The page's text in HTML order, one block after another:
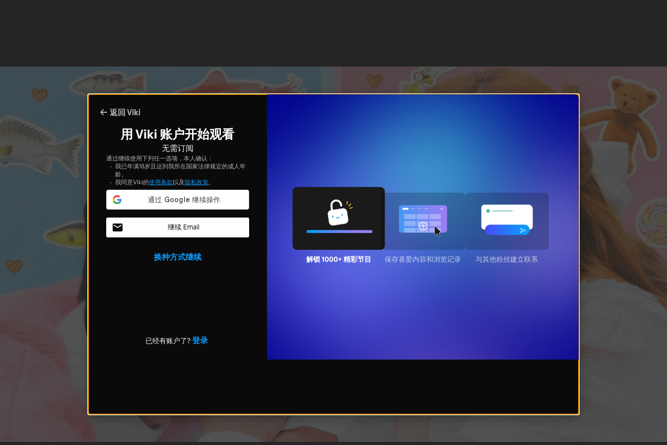
返回 Viki
用 Viki 账户开始观看
无需订阅
通过继续使用下列任一选项，本人确认：
我已年满18岁且达到我所在国家法律规定的成人年
龄。
我同意Viki的使用条款以及隐私政策。
继续 Email
换种方式继续
已经有账户了?登录
解锁 1000+ 精彩节目 保存喜爱内容和浏览记录 与其他粉丝建立联系